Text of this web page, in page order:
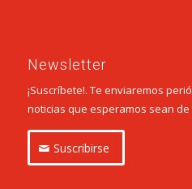
Newsletter
¡Suscríbete!. Te enviaremos
noticias que esperamos sean de
Suscribirse